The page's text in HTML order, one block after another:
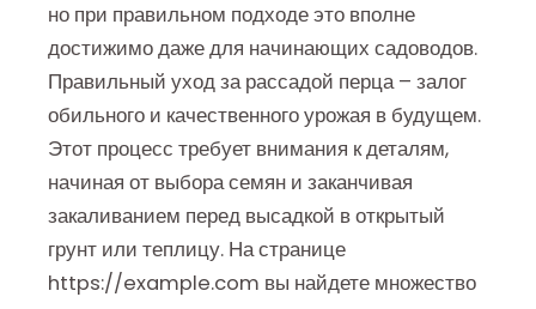
но при правильном подходе это вполне
достижимо даже для начинающих садоводов.
Правильный уход за рассадой перца – залог
обильного и качественного урожая в будущем.
Этот процесс требует внимания к деталям,
начиная от выбора семян и заканчивая
закаливанием перед высадкой в открытый
грунт или теплицу. На странице
https://example.com вы найдете множество